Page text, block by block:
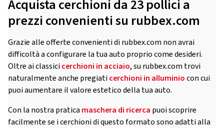
Acquista cerchioni da 23 pollici a
prezzi convenienti su rubbex.com
Grazie alle offerte convenienti di rubbex.com non avrai
difficoltà a configurare la tua auto proprio come desideri.
Oltre ai classicicerchioni in acciaio, su rubbex.com trovi
naturalmente anche pregiaticerchioni in alluminiocon cui
puoi aumentare il valore estetico della tua auto.
Con la nostra pratica maschera di ricerca puoi scoprire
facilmente se i cerchioni di questo formato sono adatti alla